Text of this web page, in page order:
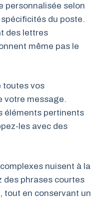
personnalisée selon
du poste.
des lettres
même pas le
toutes vos
votre message.
éléments pertinents
les avec des
nuisent à la
des phrases courtes
tout en conservant un